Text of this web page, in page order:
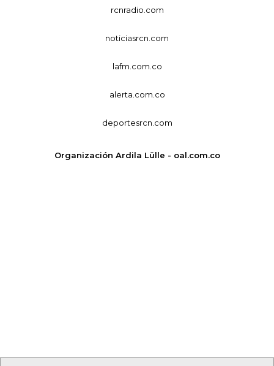
rcnradio.com
noticiasrcn.com
lafm.com.co
alerta.com.co
deportesrcn.com
Organización Ardila Lülle - oal.com.co